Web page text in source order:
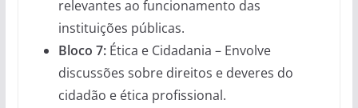
relevantes ao funcionamento das
instituições públicas.
Bloco 7:Ética e Cidadania – Envolve
discussões sobre direitos e deveres do
cidadão e ética profissional.